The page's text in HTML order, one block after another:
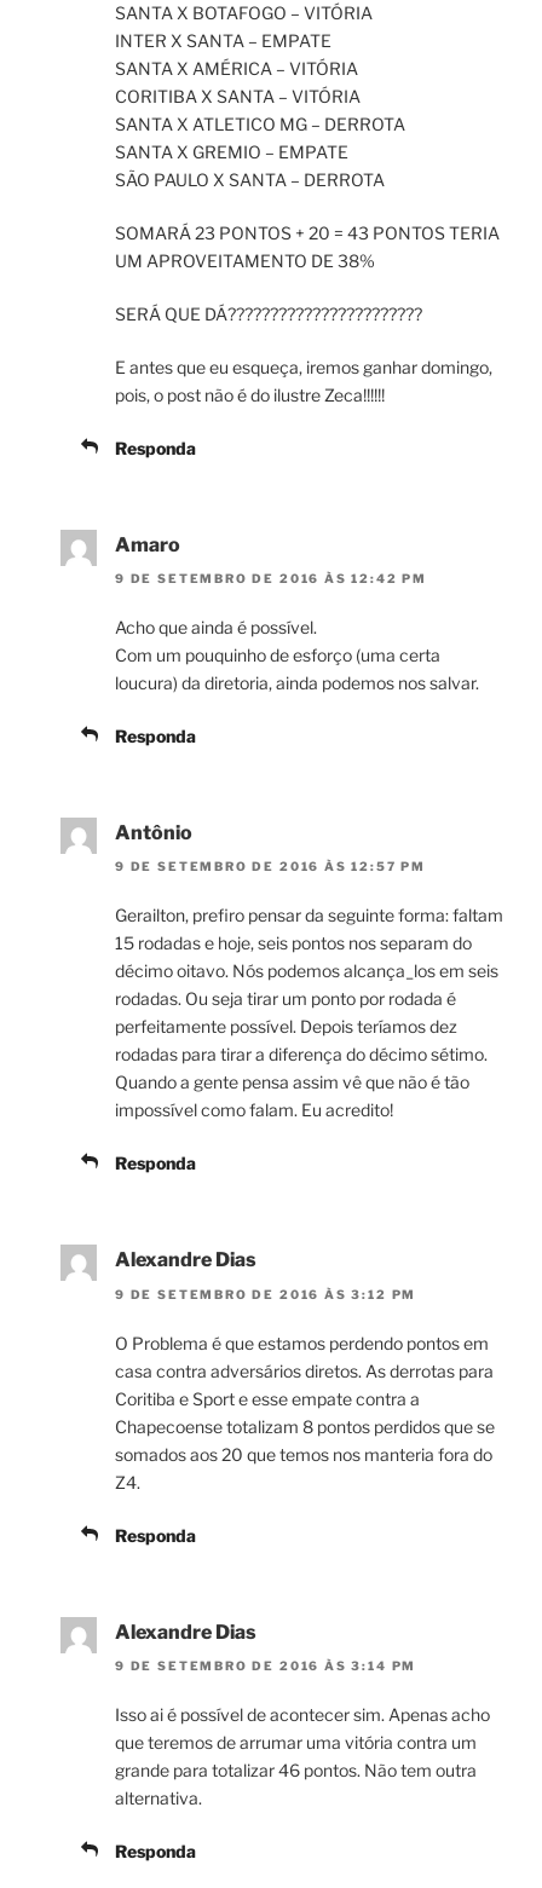
SANTA X BOTAFOGO – VITÓRIA
INTER X SANTA – EMPATE
SANTA X AMÉRICA – VITÓRIA
CORITIBA X SANTA – VITÓRIA
SANTA X ATLETICO MG – DERROTA
SANTA X GREMIO – EMPATE
SÃO PAULO X SANTA – DERROTA
SOMARÁ 23 PONTOS + 20 = 43 PONTOS TERIA
UM APROVEITAMENTO DE 38%
SERÁ QUE DÁ???????????????????????
E antes que eu esqueça, iremos ganhar domingo,
pois, o post não é do ilustre Zeca!!!!!!
Responda
Amaro
9 DE SETEMBRO DE 2016 ÀS 12:42 PM
Acho que ainda é possível.
Com um pouquinho de esforço (uma certa
loucura) da diretoria, ainda podemos nos salvar.
Responda
Antônio
9 DE SETEMBRO DE 2016 ÀS 12:57 PM
Gerailton, prefiro pensar da seguinte forma: faltam
15 rodadas e hoje, seis pontos nos separam do
décimo oitavo. Nós podemos alcança_los em seis
rodadas. Ou seja tirar um ponto por rodada é
perfeitamente possível. Depois teríamos dez
rodadas para tirar a diferença do décimo sétimo.
Quando a gente pensa assim vê que não é tão
impossível como falam. Eu acredito!
Responda
Alexandre Dias
9 DE SETEMBRO DE 2016 ÀS 3:12 PM
O Problema é que estamos perdendo pontos em
casa contra adversários diretos. As derrotas para
Coritiba e Sport e esse empate contra a
Chapecoense totalizam 8 pontos perdidos que se
somados aos 20 que temos nos manteria fora do
Z4.
Responda
Alexandre Dias
9 DE SETEMBRO DE 2016 ÀS 3:14 PM
Isso ai é possível de acontecer sim. Apenas acho
que teremos de arrumar uma vitória contra um
grande para totalizar 46 pontos. Não tem outra
alternativa.
Responda